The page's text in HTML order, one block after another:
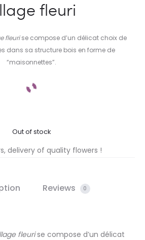
fleuri
fleurise compose d’un délicat choix de
dans sa structure bois en forme de
“maisonnettes”.
Out of stock
delivery of quality flowers !
Reviews 0
fleurise compose d’un délicat